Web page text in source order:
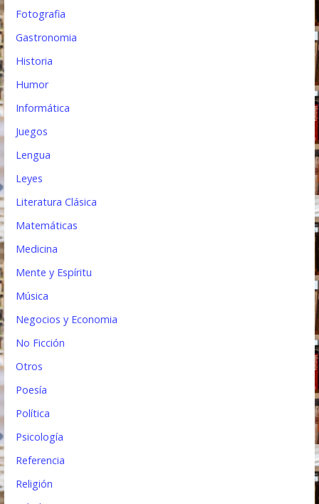
Fotografia
Gastronomia
Historia
Humor
Informática
Juegos
Lengua
Leyes
Literatura Clásica
Matemáticas
Medicina
Mente y Espíritu
Música
Negocios y Economia
No Ficción
Otros
Poesía
Política
Psicología
Referencia
Religión